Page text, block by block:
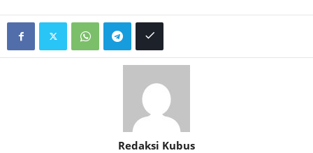
Redaksi Kubus